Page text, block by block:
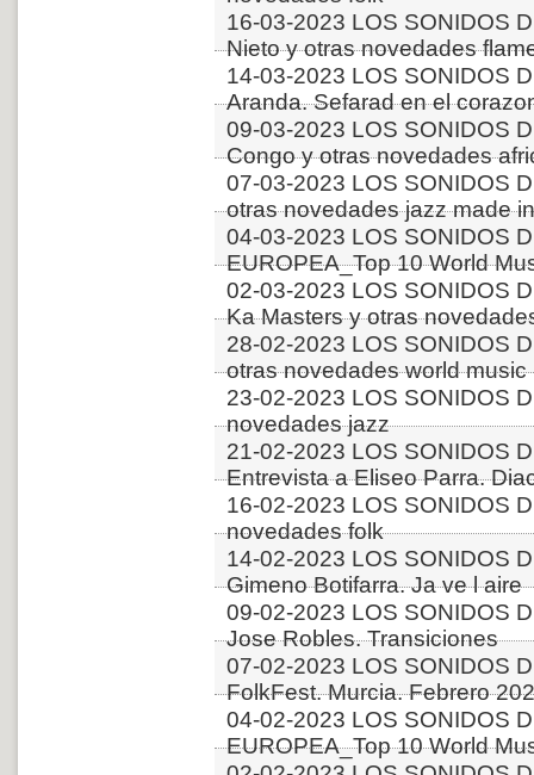
16-03-2023 LOS SONIDOS
Nieto y otras novedades
14-03-2023 LOS SONIDOS
Aranda. Sefarad en el
09-03-2023 LOS SONIDOS
Congo y otras novedades
07-03-2023 LOS SONIDOS
otras novedades jazz made
04-03-2023 LOS SONIDOS
EUROPEA_Top 10 World
02-03-2023 LOS SONIDOS
Ka Masters y otras
28-02-2023 LOS SONIDOS
otras novedades world music
23-02-2023 LOS SONIDOS
novedades jazz
21-02-2023 LOS SONIDOS
Entrevista a Eliseo Parra.
16-02-2023 LOS SONIDOS
novedades folk
14-02-2023 LOS SONIDOS
Gimeno Botifarra. Ja ve l aire
09-02-2023 LOS SONIDOS
Jose Robles. Transiciones
07-02-2023 LOS SONIDOS
FolkFest. Murcia. Febrero
04-02-2023 LOS SONIDOS
EUROPEA_Top 10 World